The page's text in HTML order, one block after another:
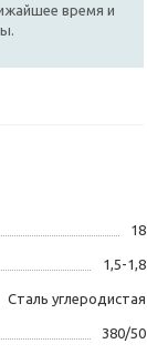
время и
18
1,5-1,8
Сталь углеродистая
380/50